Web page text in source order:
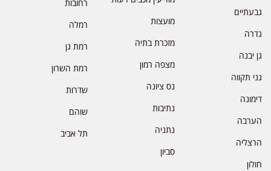
גבעתיים
גדרה
גן יבנה
גני תקווה
דימונה
הערבה
הרצליה
חולון
מועצות
מזכרת בתיה
מצפה רמון
נס ציונה
נתיבות
נתניה
סביון
רחובות
רמלה
רמת גן
רמת השרון
שדרות
שוהם
תל אביב